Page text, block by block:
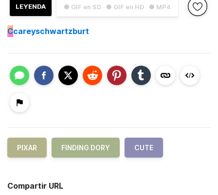
● GIF en SD ● GIF en HD ● MP4
LEYENDA
Ccareyschwartzburt
PIXAR FINDING DORY CUTE
Compartir URL